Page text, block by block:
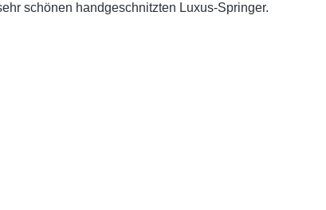
schönen handgeschnitzten Luxus-Springer.